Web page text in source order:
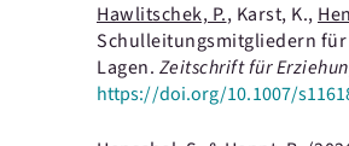
Hawlitschek, P., Karst, K.,
Schulleitungsmitgliedern
Lagen. Zeitschrift für
https://doi.org/10.1007/